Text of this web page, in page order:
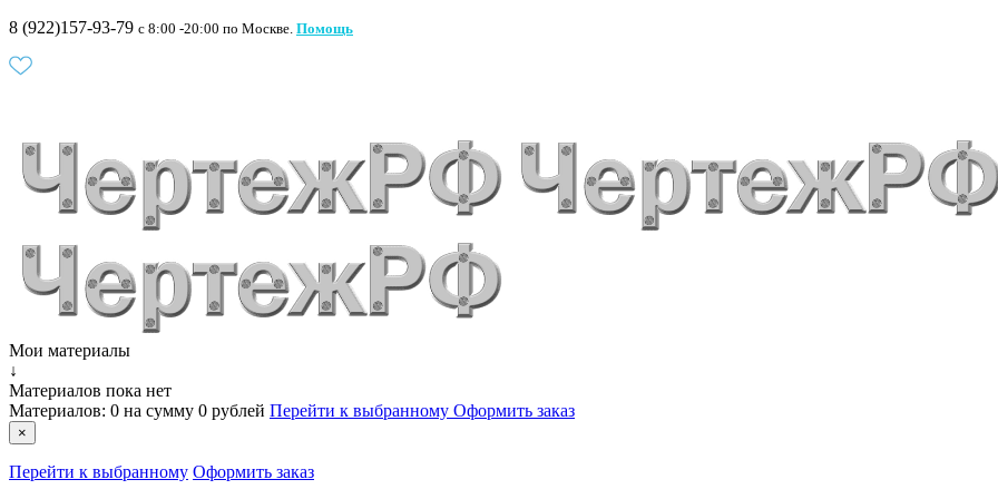
8 (922)157-93-79 c 8:00 -20:00 по Москве. Помощь
Мои материалы
↓
Материалов пока нет
Материалов: 0 на сумму 0 рублей Перейти к выбранному Оформить заказ
×
Перейти к выбранному Оформить заказ